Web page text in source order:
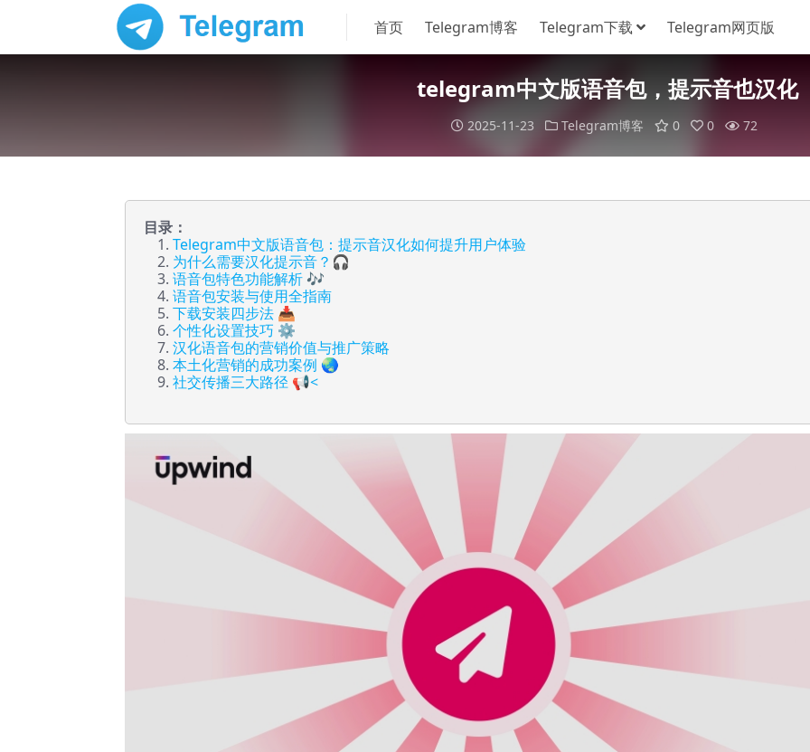
首页 Telegram博客 Telegram下载 Telegram网页版
telegram中文版语音包，提示音也汉化
2025-11-23 Telegram博客 0 0 72
目录：
Telegram中文版语音包：提示音汉化如何提升用户体验
为什么需要汉化提示音？🎧
语音包特色功能解析 🎶
语音包安装与使用全指南
下载安装四步法 📥
个性化设置技巧 ⚙️
汉化语音包的营销价值与推广策略
本土化营销的成功案例 🌏
社交传播三大路径 📢<